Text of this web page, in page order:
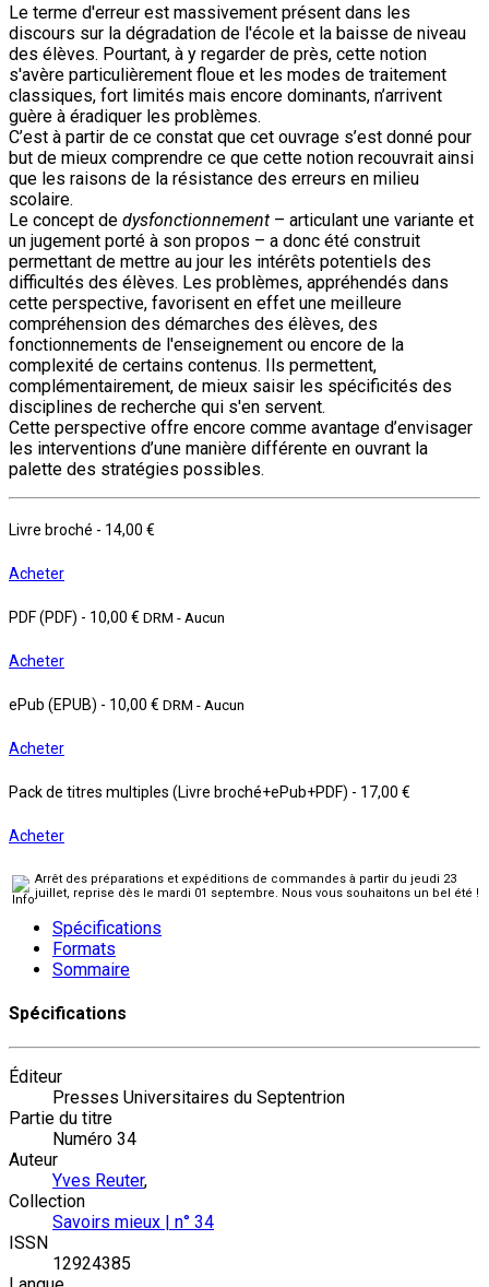
Le terme d'erreur est massivement présent dans les
discours sur la dégradation de l'école et la baisse de niveau
des élèves. Pourtant, à y regarder de près, cette notion
s'avère particulièrement floue et les modes de traitement
classiques, fort limités mais encore dominants, n’arrivent
guère à éradiquer les problèmes.
C’est à partir de ce constat que cet ouvrage s’est donné pour
but de mieux comprendre ce que cette notion recouvrait ainsi
que les raisons de la résistance des erreurs en milieu
scolaire.
Le concept de dysfonctionnement – articulant une variante et
un jugement porté à son propos – a donc été construit
permettant de mettre au jour les intérêts potentiels des
difficultés des élèves. Les problèmes, appréhendés dans
cette perspective, favorisent en effet une meilleure
compréhension des démarches des élèves, des
fonctionnements de l'enseignement ou encore de la
complexité de certains contenus. Ils permettent,
complémentairement, de mieux saisir les spécificités des
disciplines de recherche qui s'en servent.
Cette perspective offre encore comme avantage d’envisager
les interventions d’une manière différente en ouvrant la
palette des stratégies possibles.
Livre broché - 14,00 €
Acheter
PDF (PDF) - 10,00 € DRM - Aucun
Acheter
ePub (EPUB) - 10,00 € DRM - Aucun
Acheter
Pack de titres multiples (Livre broché+ePub+PDF) - 17,00 €
Acheter
Arrêt des préparations et expéditions de commandes à partir du jeudi 23
juillet, reprise dès le mardi 01 septembre. Nous vous souhaitons un bel été !
Spécifications
Formats
Sommaire
Spécifications
Éditeur
Presses Universitaires du Septentrion
Partie du titre
Numéro 34
Auteur
Yves Reuter,
Collection
Savoirs mieux | n° 34
ISSN
12924385